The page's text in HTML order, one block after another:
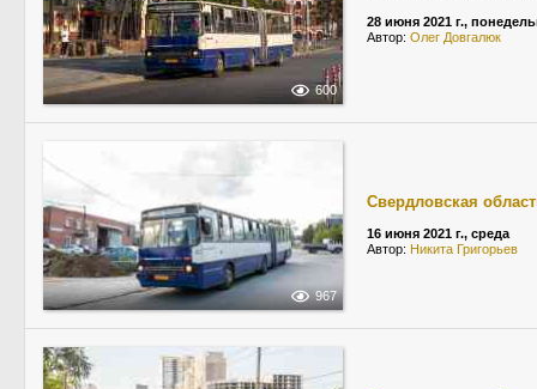
600
28 июня 2021 г.,
Автор: Олег Довгалюк
967
Свердловская
16 июня 2021 г., среда
Автор: Никита Григорьев